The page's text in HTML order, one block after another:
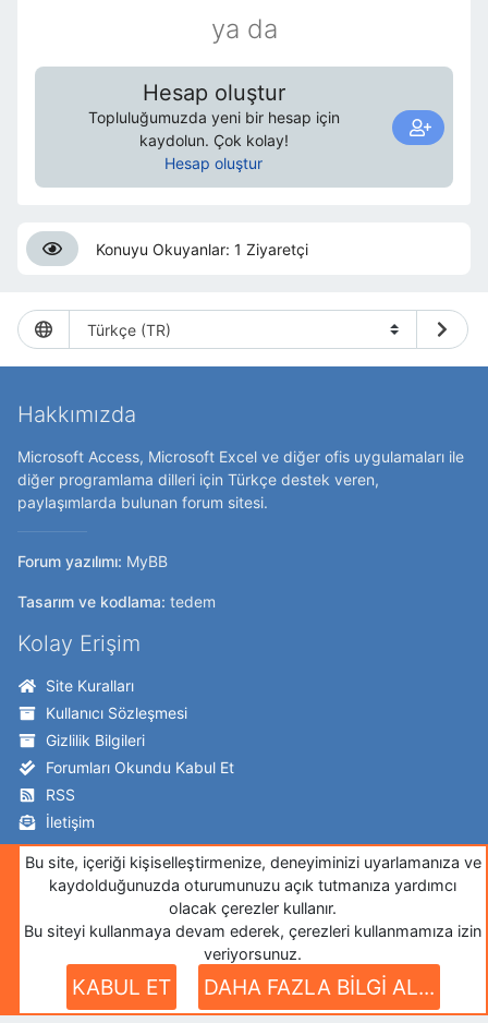
ya da
Hesap oluştur
Topluluğumuzda yeni bir hesap için
kaydolun. Çok kolay!
Hesap oluştur
Konuyu Okuyanlar: 1 Ziyaretçi
Hakkımızda
Microsoft Access, Microsoft Excel ve diğer ofis uygulamaları ile
diğer programlama dilleri için Türkçe destek veren,
paylaşımlarda bulunan forum sitesi.
Forum yazılımı: MyBB
Tasarım ve kodlama: tedem
Kolay Erişim
Site Kuralları
Kullanıcı Sözleşmesi
Gizlilik Bilgileri
Forumları Okundu Kabul Et
RSS
İletişim
Takip Edin!
Facebook
İnstagram
Google+
Github
Bu site, içeriği kişiselleştirmenize, deneyiminizi uyarlamanıza ve
kaydolduğunuzda oturumunuzu açık tutmanıza yardımcı
olacak çerezler kullanır.
Bu siteyi kullanmaya devam ederek, çerezleri kullanmamıza izin
veriyorsunuz.
KABUL ET DAHA FAZLA BİLGİ AL...